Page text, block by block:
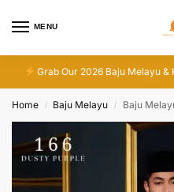
MENU
Grab Our 2026 Baju Melayu
Home / Baju Melayu / Baju